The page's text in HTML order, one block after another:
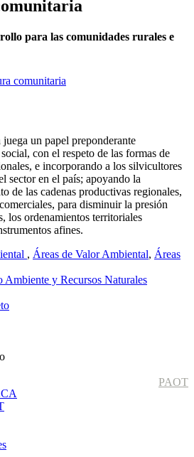
para las comunidades rurales e
un papel preponderante
con el respeto de las formas de
e incorporando a los silvicultores
sector en el país; apoyando la
de las cadenas productivas regionales,
para disminuir la presión
los ordenamientos territoriales
afines.
, Áreas de Valor Ambiental, Áreas
Ambiente y Recursos Naturales
PAOT